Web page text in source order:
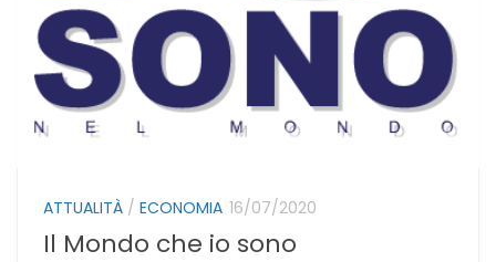
ATTUALITÀ / ECONOMIA 16/07/2020
Il Mondo che io sono